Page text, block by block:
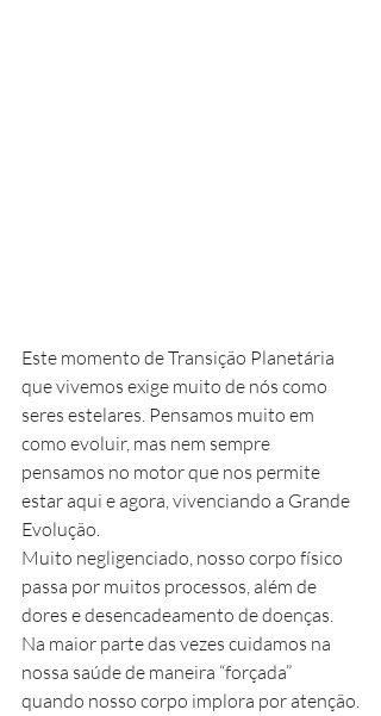
Este momento de Transição Planetária
que vivemos exige muito de nós como
seres estelares. Pensamos muito em
como evoluir, mas nem sempre
pensamos no motor que nos permite
estar aqui e agora, vivenciando a Grande
Evolução.
Muito negligenciado, nosso corpo físico
passa por muitos processos, além de
dores e desencadeamento de doenças.
Na maior parte das vezes cuidamos na
nossa saúde de maneira “forçada”
quando nosso corpo implora por atenção.